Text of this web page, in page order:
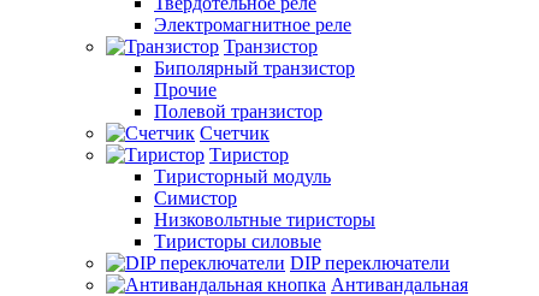
Электромагнитное реле
Транзистор
Биполярный транзистор
Прочие
Полевой транзистор
Счетчик
Тиристор
Тиристорный модуль
Симистор
Низковольтные тиристоры
Тиристоры силовые
DIP переключатели
Антивандальная